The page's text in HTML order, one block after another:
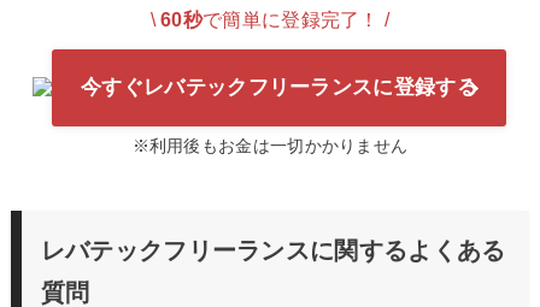
\60秒で簡単に登録完了！ /
今すぐレバテックフリーランスに登録する
※利用後もお金は一切かかりません
レバテックフリーランスに関するよくある
質問